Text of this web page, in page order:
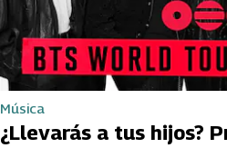
Música
¿Llevarás a tus hijos?